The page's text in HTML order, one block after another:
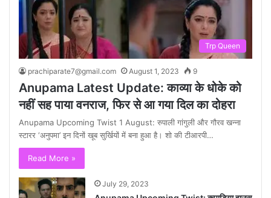
Trp Queen
prachiparate7@gmail.com August 1, 2023 9
Anupama Latest Update: काव्या के धोके को
नहीं सह पाया वनराज, फिर से आ गया दिल का दोहरा
Anupama Upcoming Twist 1 August: रुपाली गांगुली और गौरव खन्ना
स्टारर ‘अनुपमा’ इन दिनों खूब सुर्खियों में बना हुआ है। शो की टीआरपी…
Read More »
July 29, 2023